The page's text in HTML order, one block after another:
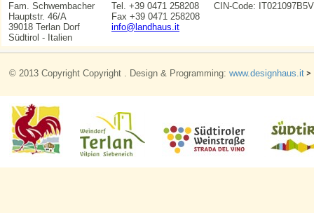
Fam. Schwembacher
Hauptstr. 46/A
39018 Terlan Dorf
Südtirol - Italien
Tel. +39 0471 258208
Fax +39 0471 258208
info@landhaus.it
CIN-Code:
© 2013 Copyright Copyright . Design & Programming: www.designhaus.it